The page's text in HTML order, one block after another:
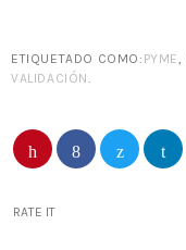
ETIQUETADO COMO: PYME,
VALIDACIÓN.
RATE IT